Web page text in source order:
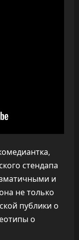
стендапа
и
не только
публики о
о